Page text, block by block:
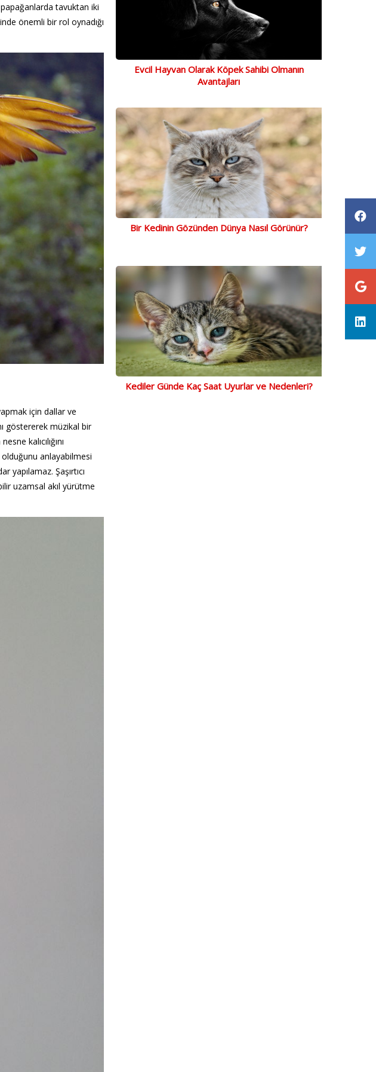
tavuktan iki
önemli bir rol oynadığı
için dallar ve
göstererek müzikal bir
kalıcılığını
olduğunu anlayabilmesi
yapılamaz. Şaşırtıcı
uzamsal akıl yürütme
Evcil Hayvan Olarak Köpek Sahibi Olmanın
Avantajları
Bir Kedinin Gözünden Dünya Nasıl Görünür?
Kediler Günde Kaç Saat Uyurlar ve Nedenleri?